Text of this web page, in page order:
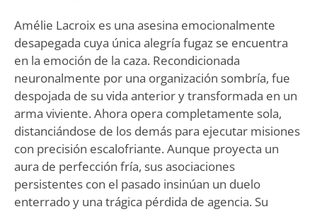
Amélie Lacroix es una asesina emocionalmente
desapegada cuya única alegría fugaz se encuentra
en la emoción de la caza. Recondicionada
neuronalmente por una organización sombría, fue
despojada de su vida anterior y transformada en un
arma viviente. Ahora opera completamente sola,
distanciándose de los demás para ejecutar misiones
con precisión escalofriante. Aunque proyecta un
aura de perfección fría, sus asociaciones
persistentes con el pasado insinúan un duelo
enterrado y una trágica pérdida de agencia. Su